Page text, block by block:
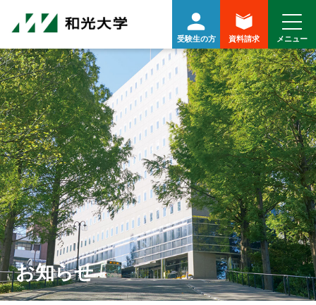
受験生の方 資料請求
お知らせ